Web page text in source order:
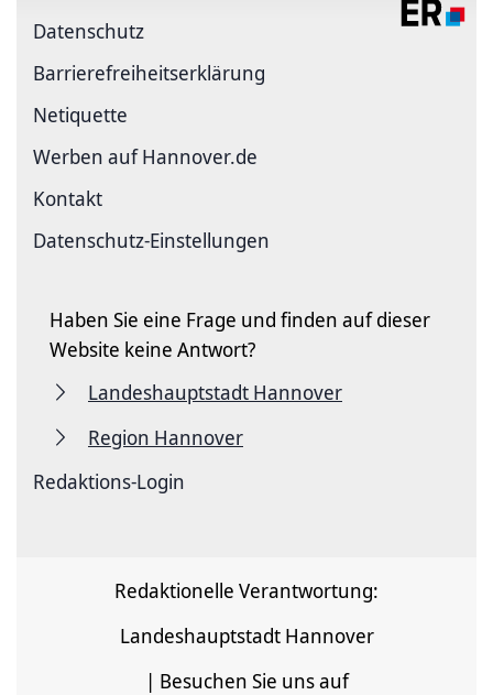
Datenschutz
Barriere­freiheits­erklärung
Netiquette
Werben auf Hannover.de
Kontakt
Datenschutz-Einstellungen
Haben Sie eine Frage und finden auf dieser
Website keine Antwort?
Landeshauptstadt Hannover
Region Hannover
Redaktions-Login
Redaktionelle Verantwortung:
Landeshauptstadt Hannover
| Besuchen Sie uns auf